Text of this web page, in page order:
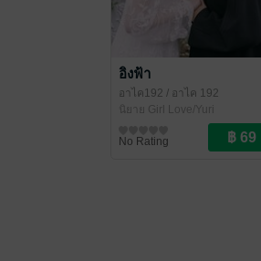
อิงฟ้า
อาไค192 / อาไค 192
นิยาย Girl Love/Yuri
No Rating